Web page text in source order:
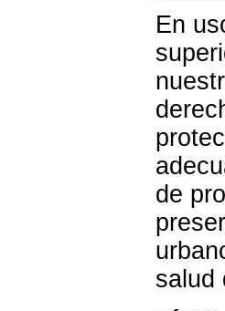
En
de
salud